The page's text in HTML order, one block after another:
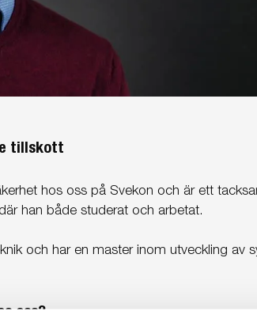
tillskott
hos oss på Svekon och är ett
han både studerat och arbetat.
och har en master inom utveckling av
oss?